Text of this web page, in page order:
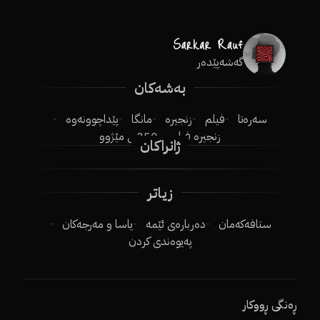
گەشەپێدەر
بەشەکان
سەرەتا فیلم زنجیرە مانگا
پێداچوونەوە
زنجیرە فیلم
250ـی مێژوو
ژانراکان
زیاتر
ستافەکەمان دەربارەی ئێمە
یاسا و مەرجەکان
پەیوەندی کردن
ڕەنگی ڕووکار